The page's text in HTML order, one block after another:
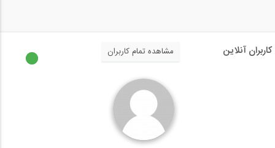
بازدید از غرفه شرکت پویا گستر ، سازنده...
کاربران آنلاین مشاهده تمام کاربران